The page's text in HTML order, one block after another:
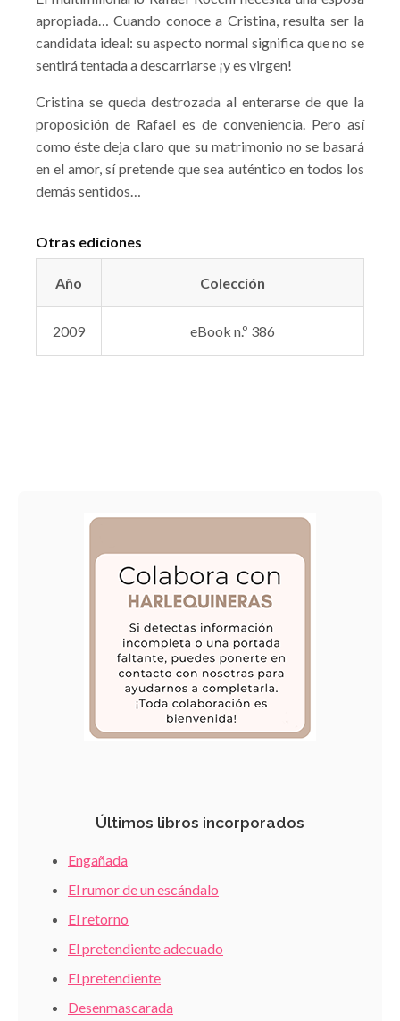
apropiada… Cuando conoce a Cristina, resulta ser la
candidata ideal: su aspecto normal significa que no se
sentirá tentada a descarriarse ¡y es virgen!
Cristina se queda destrozada al enterarse de que la
proposición de Rafael es de conveniencia. Pero así
como éste deja claro que su matrimonio no se basará
en el amor, sí pretende que sea auténtico en todos los
demás sentidos…
Otras ediciones
Año Colección
2009 eBook n.º 386
Últimos libros incorporados
Engañada
El rumor de un escándalo
El retorno
El pretendiente adecuado
El pretendiente
Desenmascarada